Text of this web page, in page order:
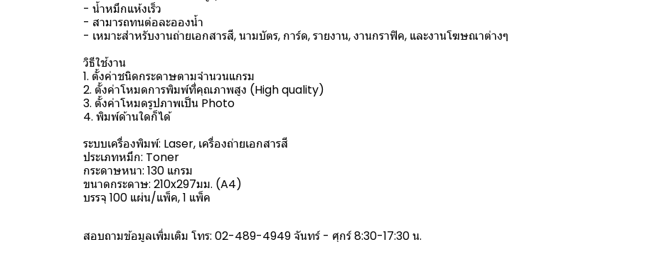
- น้ำหมึกแห้งเร็ว
- สามารถทนต่อละอองน้ำ
- เหมาะสำหรับงานถ่ายเอกสารสี, นามบัตร, การ์ด, รายงาน, งานกราฟิค, และงานโฆษณาต่างๆ
วิธีใช้งาน
1. ตั้งค่าชนิดกระดาษตามจำนวนแกรม
2. ตั้งค่าโหมดการพิมพ์ที่คุณภาพสูง (High quality)
3. ตั้งค่าโหมดรูปภาพเป็น Photo
4. พิมพ์ด้านใดก็ได้
ระบบเครื่องพิมพ์: Laser, เครื่องถ่ายเอกสารสี
ประเภทหมึก: Toner
กระดาษหนา: 130 แกรม
ขนาดกระดาษ: 210x297มม. (A4)
บรรจุ 100 แผ่น/แพ็ค, 1 แพ็ค
สอบถามข้อมูลเพิ่มเติม โทร: 02-489-4949 จันทร์ - ศุกร์ 8:30-17:30 น.